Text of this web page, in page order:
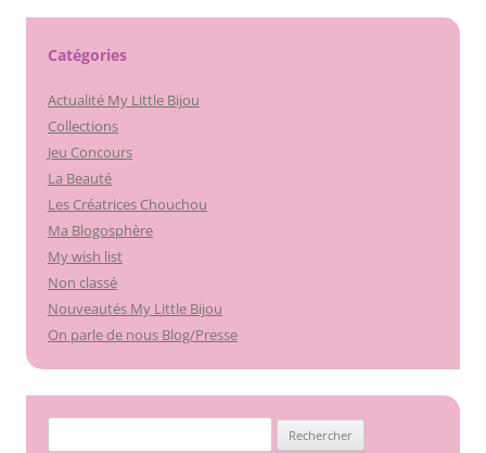
Catégories
Actualité My Little Bijou
Collections
Jeu Concours
La Beauté
Les Créatrices Chouchou
Ma Blogosphère
My wish list
Non classé
Nouveautés My Little Bijou
On parle de nous Blog/Presse